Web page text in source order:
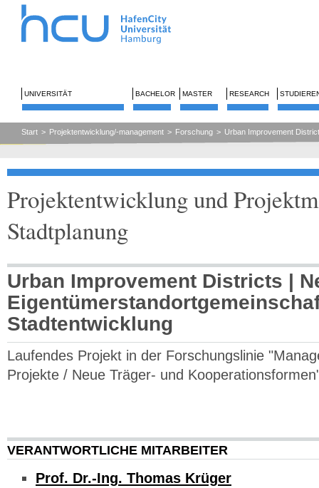
UNIVERSITÄT BACHELOR MASTER RESEARCH
Start > Projektentwicklung/-management > Forschung > Urban Improvement
Projektentwicklung und
Stadtplanung
Urban Improvement Districts |
Stadtentwicklung
Laufendes Projekt in der Forschungslinie
Projekte / Neue Träger- und
VERANTWORTLICHE MITARBEITER
Prof. Dr.-Ing. Thomas Krüger